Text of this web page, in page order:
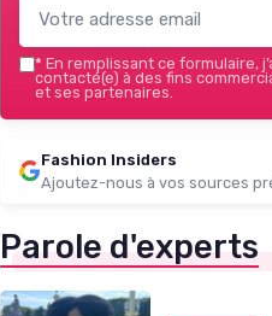
* En remplissant ce formulaire,
contacté(e) à des fins
et ses partenaires.
Fashion Insiders
Ajoutez-nous à vos sources
Parole d'experts